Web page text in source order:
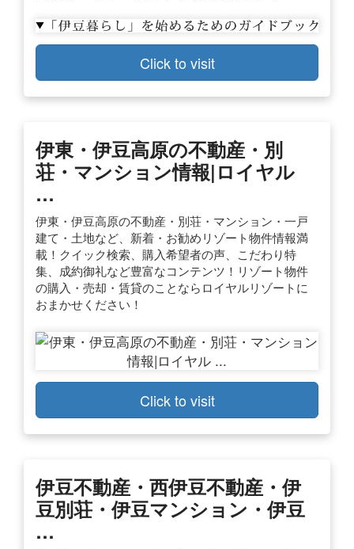
Click to visit
伊東・伊豆高原の不動産・別
荘・マンション情報|ロイヤル
…
伊東・伊豆高原の不動産・別荘・マンション・一戸
建て・土地など、新着・お勧めリゾート物件情報満
載！クイック検索、購入希望者の声、こだわり特
集、成約御礼など豊富なコンテンツ！リゾート物件
の購入・売却・賃貸のことならロイヤルリゾートに
おまかせください！
Click to visit
伊豆不動産・西伊豆不動産・伊
豆別荘・伊豆マンション・伊豆
…